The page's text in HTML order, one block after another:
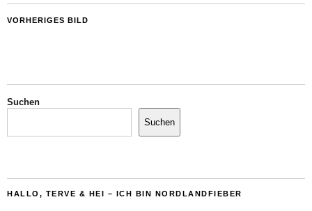
VORHERIGES BILD
Suchen
Suchen
HALLO, TERVE & HEI – ICH BIN NORDLANDFIEBER